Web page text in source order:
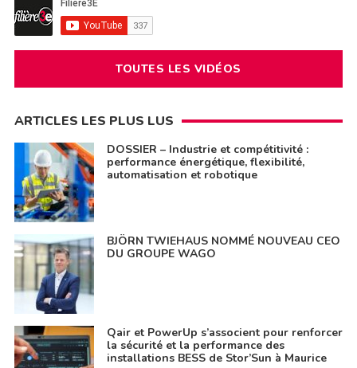
TOUTES LES VIDÉOS
ARTICLES LES PLUS LUS
DOSSIER – Industrie et compétitivité :
performance énergétique, flexibilité,
automatisation et robotique
BJÖRN TWIEHAUS NOMMÉ NOUVEAU CEO
DU GROUPE WAGO
Qair et PowerUp s’associent pour renforcer
la sécurité et la performance des
installations BESS de Stor’Sun à Maurice